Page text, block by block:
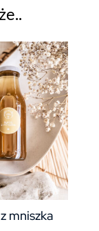
mniszka